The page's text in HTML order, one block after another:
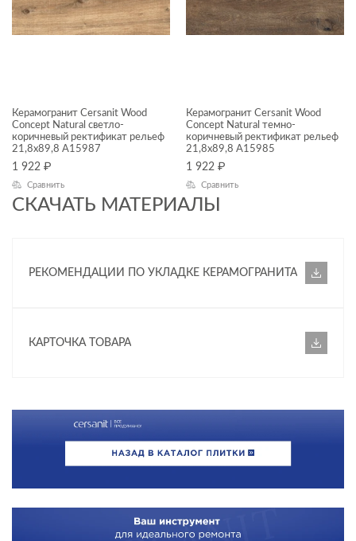
СКАЧАТЬ МАТЕРИАЛЫ
РЕКОМЕНДАЦИИ ПО УКЛАДКЕ КЕРАМОГРАНИТА
КАРТОЧКА ТОВАРА
Спальня
ТИП ПОВЕРХНОСТИ
Керамогранит Cersanit Wood
Concept Natural светло-
коричневый ректификат рельеф
21,8x89,8 A15987
1 922 ₽
Сравнить
Керамогранит Cersanit Wood
Concept Natural темно-
коричневый ректификат рельеф
21,8x89,8 A15985
1 922 ₽
Сравнить